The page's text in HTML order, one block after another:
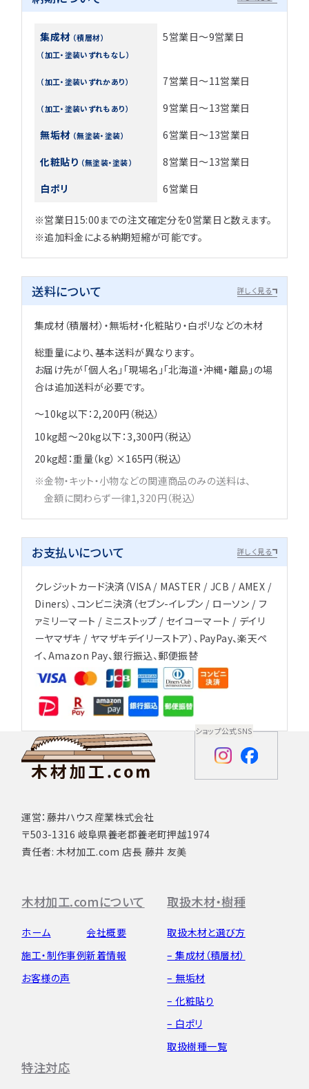
集成材 （積層材）
（加工・塗装いずれもなし）
5営業日～9営業日
（加工・塗装いずれかあり） 7営業日～11営業日
（加工・塗装いずれもあり）
9営業日～13営業日
無垢材 （無塗装・塗装）
6営業日～13営業日
化粧貼り （無塗装・塗装）
8営業日～13営業日
白ポリ
6営業日
※営業日15:00までの注文確定分を0営業日と数えます。
※追加料金による納期短縮が可能です。
送料について 詳しく見る
集成材（積層材）・無垢材・化粧貼り・白ポリなどの木材
総重量により、基本送料が異なります。
お届け先が「個人名」「現場名」「北海道・沖縄・離島」の場
合は追加送料が必要です。
～10kg以下：2,200円（税込）
10kg超～20kg以下：3,300円（税込）
20kg超：重量（kg）×165円（税込）
金物・キット・小物などの関連商品のみの送料は、
金額に関わらず一律1,320円（税込）
お支払いについて 詳しく見る
クレジットカード決済（VISA / MASTER / JCB / AMEX /
Diners）、コンビニ決済（セブン-イレブン / ローソン / フ
ァミリーマート / ミニストップ / セイコーマート / デイリ
ーヤマザキ / ヤマザキデイリーストア）、PayPay、楽天ペ
イ、Amazon Pay、銀行振込、郵便振替
運営：藤井ハウス産業株式会社
〒503-1316 岐阜県養老郡養老町押越1974
責任者: 木材加工.com 店長 藤井 友美
ショップ公式SNS
木材加工.comについて
ホーム
施工・制作事例
お客様の声
会社概要
新着情報
取扱木材・樹種
取扱木材と選び方
– 集成材（積層材）
– 無垢材
– 化粧貼り
– 白ポリ
取扱樹種一覧
特注対応